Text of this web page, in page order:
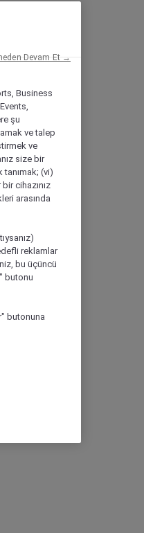
Business
şu
ve talep
ve
size bir
(vi)
cihazınız
arasında
reklamlar
bu üçüncü
butonu
butonuna
Devam Et →